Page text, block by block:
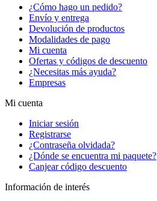
¿Cómo hago un pedido?
Envío y entrega
Devolución de productos
Modalidades de pago
Mi cuenta
Ofertas y códigos de descuento
¿Necesitas más ayuda?
Empresas
Mi cuenta
Iniciar sesión
Registrarse
¿Contraseña olvidada?
¿Dónde se encuentra mi paquete?
Canjear código descuento
Información de interés